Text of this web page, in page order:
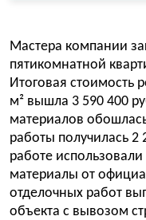
Мастера компании
пятикомнатной
Итоговая стоимость
м² вышла 3 590 400
материалов
работы получилась 2
работе
материалы от
отделочных работ
объекта с вывозом